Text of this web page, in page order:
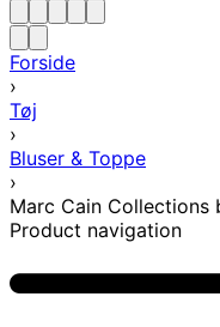
Forside
›
Tøj
›
Bluser & Toppe
›
Marc Cain Collections
Product navigation